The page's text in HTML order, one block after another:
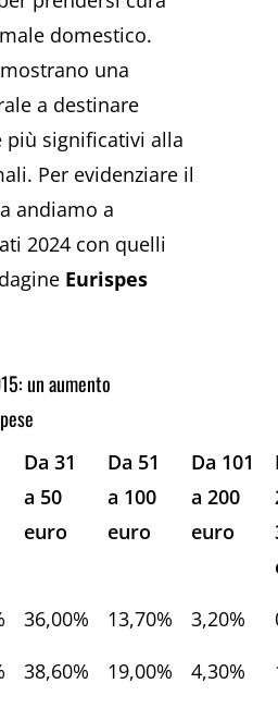
domestico.
una
a destinare
più significativi alla
Per evidenziare il
andiamo a
2024 con quelli
Eurispes
un aumento
Da 31
a 50
euro
Da 51
a 100
euro
Da 101
a 200
euro
36,00% 13,70% 3,20%
38,60% 19,00% 4,30%